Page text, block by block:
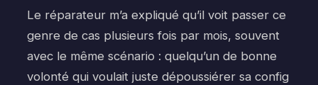
Le réparateur m’a expliqué qu’il voit passer ce
genre de cas plusieurs fois par mois, souvent
avec le même scénario : quelqu’un de bonne
volonté qui voulait juste dépoussiérer sa config